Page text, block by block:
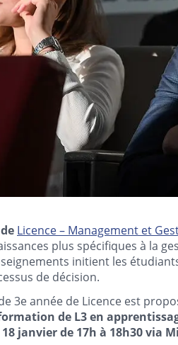
Licence – Management et
plus spécifiques à la
initient les
de décision.
3e année de Licence est
de L3 en
janvier de 17h à 18h30 via